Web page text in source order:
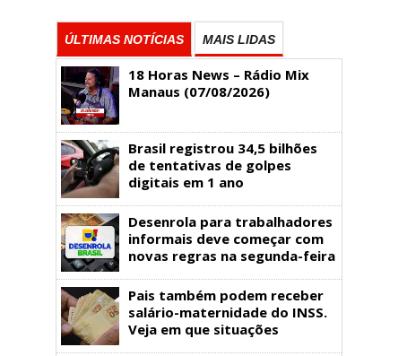
ÚLTIMAS NOTÍCIAS MAIS LIDAS
18 Horas News​​​​​​​​​​​​ – Rádio Mix
Manaus (07/08/2026)
Brasil registrou 34,5 bilhões
de tentativas de golpes
digitais em 1 ano
Desenrola para trabalhadores
informais deve começar com
novas regras na segunda-feira
Pais também podem receber
salário-maternidade do INSS.
Veja em que situações